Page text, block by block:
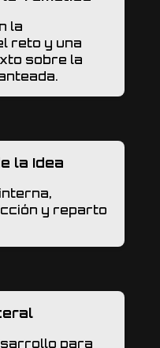
la
reto y una
sobre la
la Idea
y reparto
para